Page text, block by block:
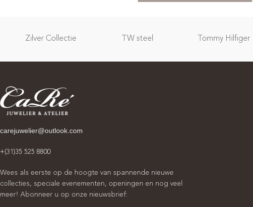
Zilver Collectie TW steel Tommy Hilfiger
carejuwelier@outlook.com
+(31)35 525 8800
Wees als eerste op de hoogte van spannende nieuwe
collecties, speciale evenementen, openingen en nog veel
meer! Abonneer u op onze nieuwsbrief: